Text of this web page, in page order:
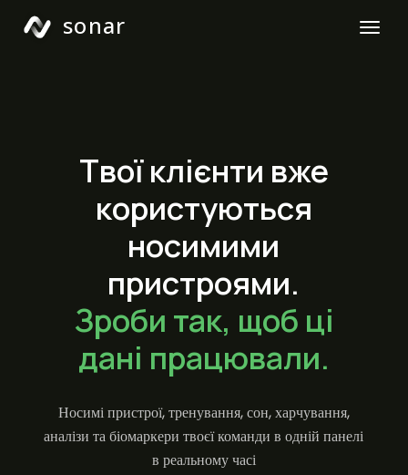
sonar
Твої клієнти вже
користуються
носимими
пристроями.
Зроби так, щоб ці
дані працювали.
Носимі пристрої, тренування, сон, харчування,
аналізи та біомаркери твоєї команди в одній панелі
в реальному часі